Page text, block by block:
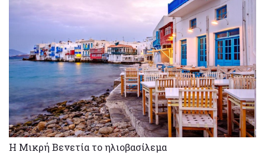
Η Μικρή Βενετία το ηλιοβασίλεμα